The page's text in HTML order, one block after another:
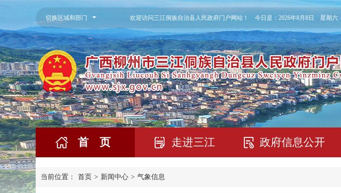
切换区域和部门 欢迎访问三江侗族自治县人民政府门户网站！ 今日是： 2026年8月8日 星期六
首 页 走进三江 政府信息公开
当前位置： 首页 > 新闻中心 > 气象信息